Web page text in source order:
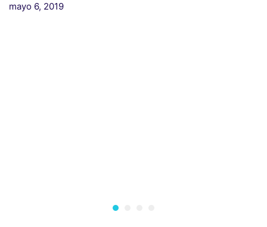
mayo 6, 2019